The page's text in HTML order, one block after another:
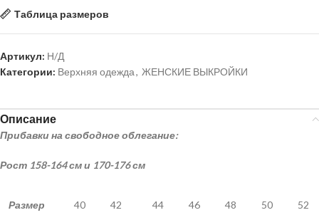
Таблица размеров
Артикул: Н/Д
Категории: Верхняя одежда, ЖЕНСКИЕ ВЫКРОЙКИ
Описание
Прибавки на свободное облегание:
Рост 158-164 см и 170-176 см
Размер 40 42 44 46 48 50 52